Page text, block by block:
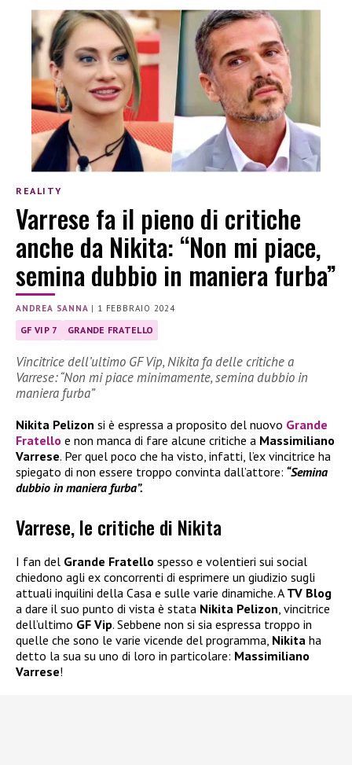
REALITY
Varrese fa il pieno di critiche
anche da Nikita: “Non mi piace,
semina dubbio in maniera furba”
ANDREA SANNA | 1 FEBBRAIO 2024
GF VIP 7 GRANDE FRATELLO
Vincitrice dell’ultimo GF Vip, Nikita fa delle critiche a
Varrese: “Non mi piace minimamente, semina dubbio in
maniera furba”
Nikita Pelizon si è espressa a proposito del nuovo Grande
Fratello e non manca di fare alcune critiche a Massimiliano
Varrese. Per quel poco che ha visto, infatti, l’ex vincitrice ha
spiegato di non essere troppo convinta dall’attore: “Semina
dubbio in maniera furba”.
Varrese, le critiche di Nikita
I fan del Grande Fratello spesso e volentieri sui social
chiedono agli ex concorrenti di esprimere un giudizio sugli
attuali inquilini della Casa e sulle varie dinamiche. A TV Blog
a dare il suo punto di vista è stata Nikita Pelizon , vincitrice
dell’ultimo GF Vip. Sebbene non si sia espressa troppo in
quelle che sono le varie vicende del programma, Nikita ha
detto la sua su uno di loro in particolare: Massimiliano
Varrese!